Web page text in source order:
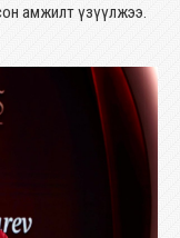
амжилт үзүүлжээ.